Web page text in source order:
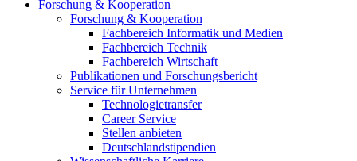
Forschung & Kooperation
Forschung & Kooperation
Fachbereich Informatik und Medien
Fachbereich Technik
Fachbereich Wirtschaft
Publikationen und Forschungsbericht
Service für Unternehmen
Technologietransfer
Career Service
Stellen anbieten
Deutschlandstipendien